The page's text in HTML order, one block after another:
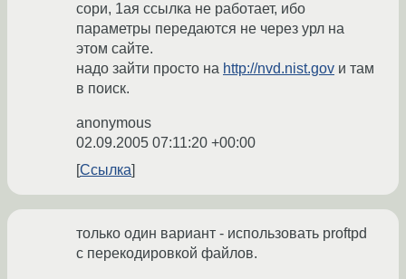
сори, 1ая ссылка не работает, ибо
параметры передаются не через урл на
этом сайте.
надо зайти просто на http://nvd.nist.gov и там
в поиск.
anonymous
02.09.2005 07:11:20 +00:00
Ссылка
только один вариант - использовать proftpd
с перекодировкой файлов.